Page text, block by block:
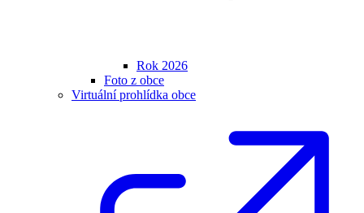
Rok 2026
Foto z obce
Virtuální prohlídka obce